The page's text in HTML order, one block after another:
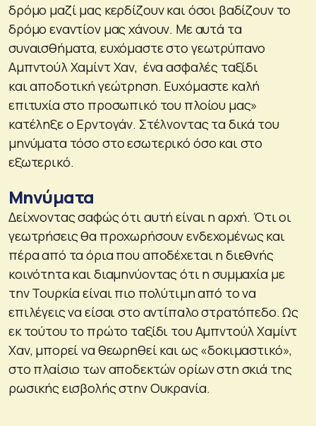
δρόμο μαζί μας κερδίζουν και όσοι βαδίζουν το
δρόμο εναντίον μας χάνουν. Με αυτά τα
συναισθήματα, ευχόμαστε στο γεωτρύπανο
Αμπντούλ Χαμίντ Χαν, ένα ασφαλές ταξίδι
και αποδοτική γεώτρηση. Ευχόμαστε καλή
επιτυχία στο προσωπικό του πλοίου μας»
κατέληξε ο Ερντογάν. Στέλνοντας τα δικά του
μηνύματα τόσο στο εσωτερικό όσο και στο
εξωτερικό.
Μηνύματα
Δείχνοντας σαφώς ότι αυτή είναι η αρχή. Ότι οι
γεωτρήσεις θα προχωρήσουν ενδεχομένως και
πέρα από τα όρια που αποδέχεται η διεθνής
κοινότητα και διαμηνύοντας ότι η συμμαχία με
την Τουρκία είναι πιο πολύτιμη από το να
επιλέγεις να είσαι στο αντίπαλο στρατόπεδο. Ως
εκ τούτου το πρώτο ταξίδι του Αμπντούλ Χαμίντ
Χαν, μπορεί να θεωρηθεί και ως «δοκιμαστικό»,
στο πλαίσιο των αποδεκτών ορίων στη σκιά της
ρωσικής εισβολής στην Ουκρανία.